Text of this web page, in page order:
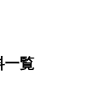
一覧